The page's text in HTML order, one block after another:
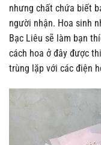
nhưng chất chứa biết
người nhận. Hoa sinh
Bạc Liêu sẽ làm bạn
cách hoa ở đây được
trùng lặp với các điện